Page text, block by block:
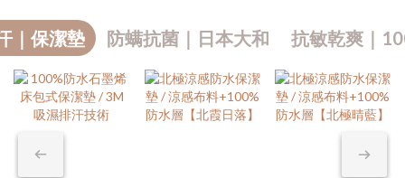
｜保潔墊 防螨抗菌｜日本大和 抗敏乾爽｜